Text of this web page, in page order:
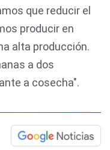
que reducir el
producir en
alta producción.
a dos
a cosecha".